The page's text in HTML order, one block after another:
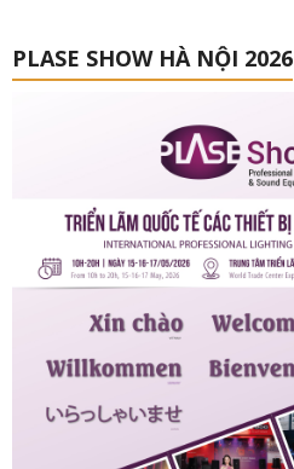
PLASE SHOW HÀ NỘI 2026